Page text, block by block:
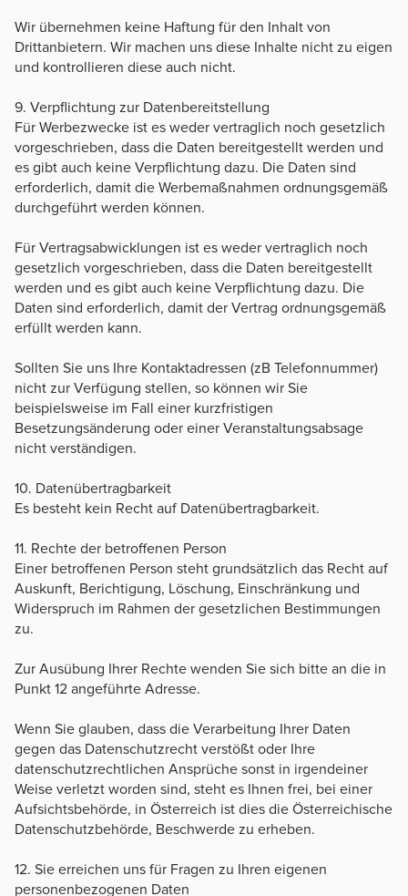
Wir übernehmen keine Haftung für den Inhalt von
Drittanbietern. Wir machen uns diese Inhalte nicht zu eigen
und kontrollieren diese auch nicht.
9. Verpflichtung zur Datenbereitstellung
Für Werbezwecke ist es weder vertraglich noch gesetzlich
vorgeschrieben, dass die Daten bereitgestellt werden und
es gibt auch keine Verpflichtung dazu. Die Daten sind
erforderlich, damit die Werbemaßnahmen ordnungsgemäß
durchgeführt werden können.
Für Vertragsabwicklungen ist es weder vertraglich noch
gesetzlich vorgeschrieben, dass die Daten bereitgestellt
werden und es gibt auch keine Verpflichtung dazu. Die
Daten sind erforderlich, damit der Vertrag ordnungsgemäß
erfüllt werden kann.
Sollten Sie uns Ihre Kontaktadressen (zB Telefonnummer)
nicht zur Verfügung stellen, so können wir Sie
beispielsweise im Fall einer kurzfristigen
Besetzungsänderung oder einer Veranstaltungsabsage
nicht verständigen.
10. Datenübertragbarkeit
Es besteht kein Recht auf Datenübertragbarkeit.
11. Rechte der betroffenen Person
Einer betroffenen Person steht grundsätzlich das Recht auf
Auskunft, Berichtigung, Löschung, Einschränkung und
Widerspruch im Rahmen der gesetzlichen Bestimmungen
zu.
Zur Ausübung Ihrer Rechte wenden Sie sich bitte an die in
Punkt 12 angeführte Adresse.
Wenn Sie glauben, dass die Verarbeitung Ihrer Daten
gegen das Datenschutzrecht verstößt oder Ihre
datenschutzrechtlichen Ansprüche sonst in irgendeiner
Weise verletzt worden sind, steht es Ihnen frei, bei einer
Aufsichtsbehörde, in Österreich ist dies die Österreichische
Datenschutzbehörde, Beschwerde zu erheben.
12. Sie erreichen uns für Fragen zu Ihren eigenen
personenbezogenen Daten